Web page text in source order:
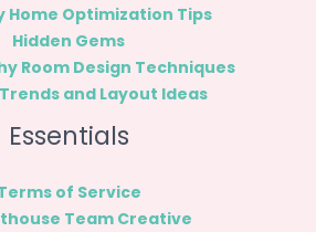
Home Optimization Tips
Hidden Gems
Room Design Techniques
and Layout Ideas
Essentials
of Service
Team Creative